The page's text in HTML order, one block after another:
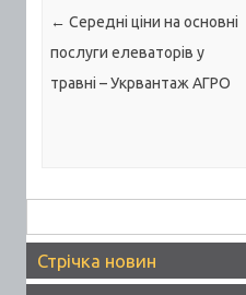
Post navigation
← Середні ціни на основні
послуги елеваторів у
травні – Укрвантаж АГРО
Стрічка новин